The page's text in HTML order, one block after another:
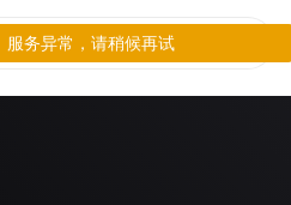
服务异常，请稍候再试